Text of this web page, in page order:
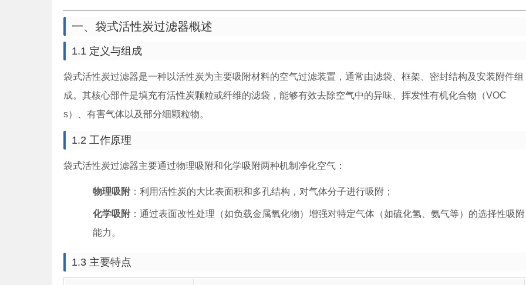
一、袋式活性炭过滤器概述
1.1 定义与组成
袋式活性炭过滤器是一种以活性炭为主要吸附材料的空气过滤装置，通常由滤袋、框架、密封结构及安装附件组
成。其核心部件是填充有活性炭颗粒或纤维的滤袋，能够有效去除空气中的异味、挥发性有机化合物（VOC
s）、有害气体以及部分细颗粒物。
1.2 工作原理
袋式活性炭过滤器主要通过物理吸附和化学吸附两种机制净化空气：
物理吸附 ：利用活性炭的大比表面积和多孔结构，对气体分子进行吸附；
化学吸附 ：通过表面改性处理（如负载金属氧化物）增强对特定气体（如硫化氢、氨气等）的选择性吸附
能力。
1.3 主要特点